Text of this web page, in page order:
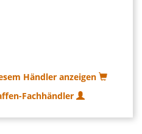
Händler anzeigen
Fachhändler